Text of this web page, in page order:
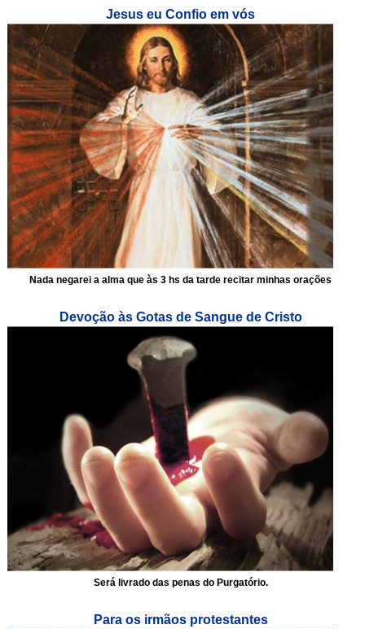
Jesus eu Confio em vós
Nada negarei a alma que às 3 hs da tarde recitar minhas orações
Devoção às Gotas de Sangue de Cristo
Será livrado das penas do Purgatório.
Para os irmãos protestantes